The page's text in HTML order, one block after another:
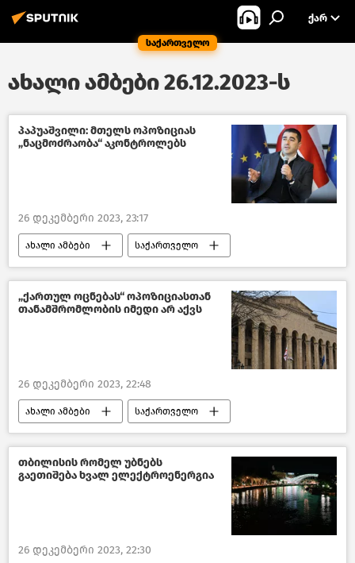
საქართველო
ᲥᲐᲠ
ახალი ამბები 26.12.2023-ს
პაპუაშვილი: მთელს ოპოზიციას
„ნაცმოძრაობა“ აკონტროლებს
26 დეკემბერი 2023, 23:17
ახალი ამბები საქართველო
პოლიტიკა საქართველოში პოლიტიკა
საქართველოს პარლამენტის თავმჯდომარე
ქართული ოცნება
„ქართულ ოცნებას“ ოპოზიციასთან
თანამშრომლობის იმედი არ აქვს
26 დეკემბერი 2023, 22:48
ახალი ამბები საქართველო
პოლიტიკა საქართველოში პოლიტიკა
საქართველო-ევროკავშირის ურთიერთობები
ევროკომისია
ქართული ოცნება
თბილისის რომელ უბნებს
გაეთიშება ხვალ ელექტროენერგია
26 დეკემბერი 2023, 22:30